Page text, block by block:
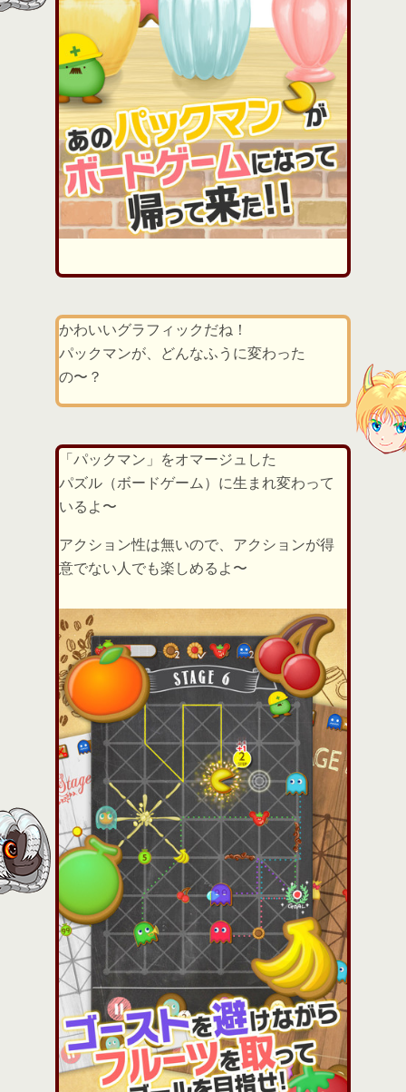
かわいいグラフィックだね！
パックマンが、どんなふうに変わった
の〜？
「パックマン」をオマージュした
パズル（ボードゲーム）に生まれ変わって
いるよ〜
アクション性は無いので、アクションが得
意でない人でも楽しめるよ〜